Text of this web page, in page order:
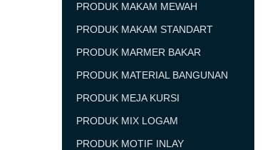
PRODUK MAKAM MEWAH
PRODUK MAKAM STANDART
PRODUK MARMER BAKAR
PRODUK MATERIAL BANGUNAN
PRODUK MEJA KURSI
PRODUK MIX LOGAM
PRODUK MOTIF INLAY